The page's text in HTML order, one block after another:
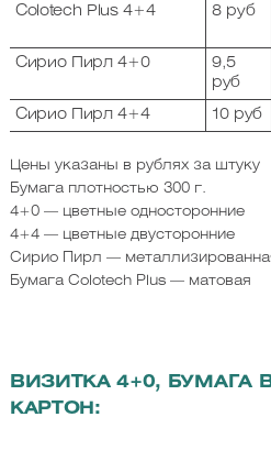
Colotech Plus 4+4 8 руб
Сирио Пирл 4+0
9,5
руб
Сирио Пирл 4+4 10 руб
Цены указаны в рублях за штуку
Бумага плотностью 300 г.
4+0 — цветные односторонние
4+4 — цветные двусторонние
Сирио Пирл —
Бумага Colotech Plus — матовая
ВИЗИТКА 4+0, БУМАГА
КАРТОН: